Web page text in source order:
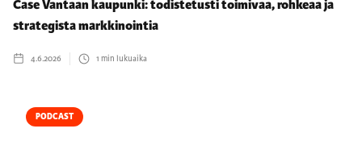
Case Vantaan kaupunki: todistetusti toimivaa, rohkeaa ja
strategista markkinointia
4.6.2026 1 min lukuaika
PODCAST